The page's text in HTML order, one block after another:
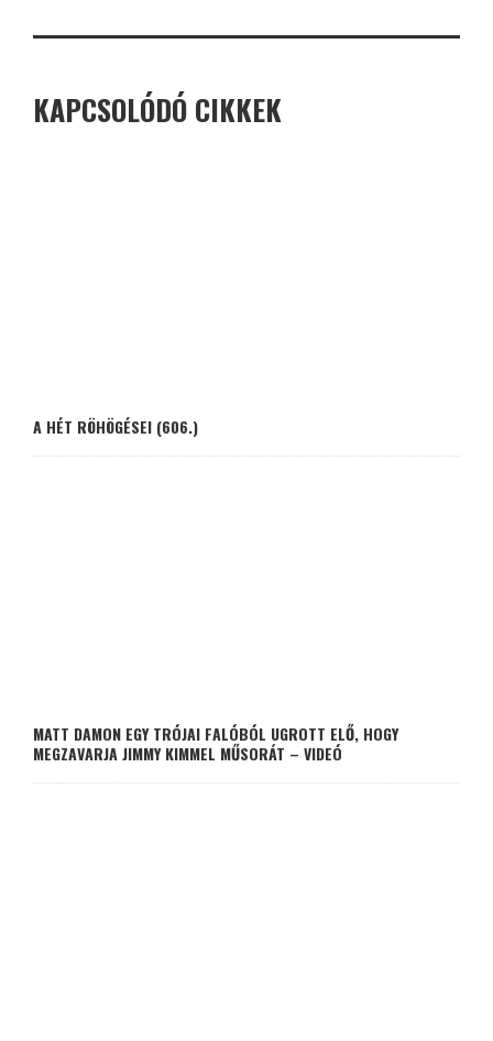
KAPCSOLÓDÓ CIKKEK
A HÉT RÖHÖGÉSEI (606.)
MATT DAMON EGY TRÓJAI FALÓBÓL UGROTT ELŐ, HOGY
MEGZAVARJA JIMMY KIMMEL MŰSORÁT – VIDEÓ